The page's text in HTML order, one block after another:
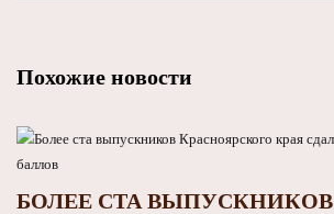
Похожие новости
БОЛЕЕ СТА ВЫПУСКНИКОВ